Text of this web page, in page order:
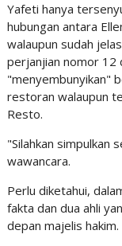
Yafeti hanya
hubungan antara
walaupun sudah
perjanjian nomor 12
"menyembunyikan"
restoran walaupun
Resto.
"Silahkan simpulkan
wawancara.
Perlu diketahui,
fakta dan dua ahli
depan majelis hakim.